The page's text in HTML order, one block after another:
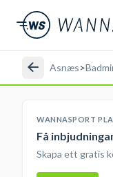
Asnæs>
WANNASPORT
Få
Skapa ett gratis